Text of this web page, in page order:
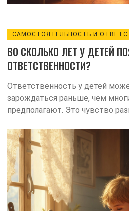
САМОСТОЯТЕЛЬНОСТЬ И
ВО СКОЛЬКО ЛЕТ У ДЕТЕЙ
ОТВЕТСТВЕННОСТИ?
Ответственность у детей
зарождаться раньше, чем
предполагают. Это чувство
взрослых. Родители могут
ключевую роль, помогая
формировать ответственность
простые ежедневные задачи и
правильное наставничество.
и когда дети начинают
важную жизненную навык.